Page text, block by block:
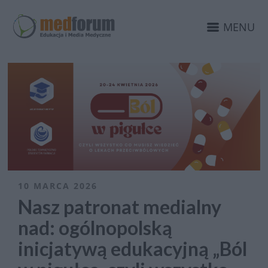
MENU
10 MARCA 2026
Nasz patronat medialny
nad: ogólnopolską
inicjatywą edukacyjną „Ból